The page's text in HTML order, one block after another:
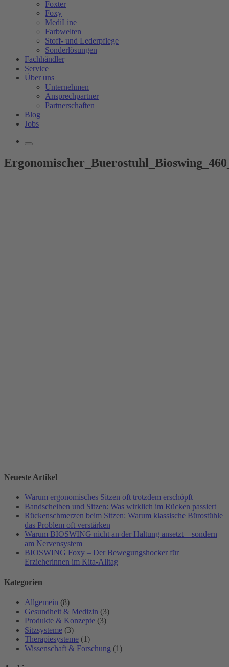
Foxter
Foxy
MediLine
Farbwelten
Stoff- und Lederpflege
Sonderlösungen
Fachhändler
Service
Über uns
Unternehmen
Ansprechpartner
Partnerschaften
Blog
Jobs
Neueste Artikel
Warum ergonomisches Sitzen oft trotzdem erschöpft
Bandscheiben und Sitzen: Was wirklich im Rücken passiert
Rückenschmerzen beim Sitzen: Warum klassische Bürostühle
das Problem oft verstärken
Warum BIOSWING nicht an der Haltung ansetzt – sondern
am Nervensystem
BIOSWING Foxy – Der Bewegungshocker für
Erzieherinnen im Kita-Alltag
Kategorien
Allgemein (8)
Gesundheit & Medizin (3)
Produkte & Konzepte (3)
Sitzsysteme (3)
Therapiesysteme (1)
Wissenschaft & Forschung (1)